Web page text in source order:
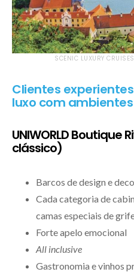
SCENIC LUXURY
Clientes
luxo com
UNIWORLD Boutique
clássico)
Barcos de design e
Cada categoria de
camas especiais de
Forte apelo emocional
All inclusive
Gastronomia e vinhos